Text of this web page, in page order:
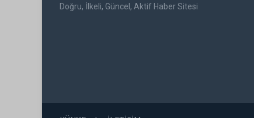
Doğru, İlkeli, Güncel, Aktif Haber Sitesi